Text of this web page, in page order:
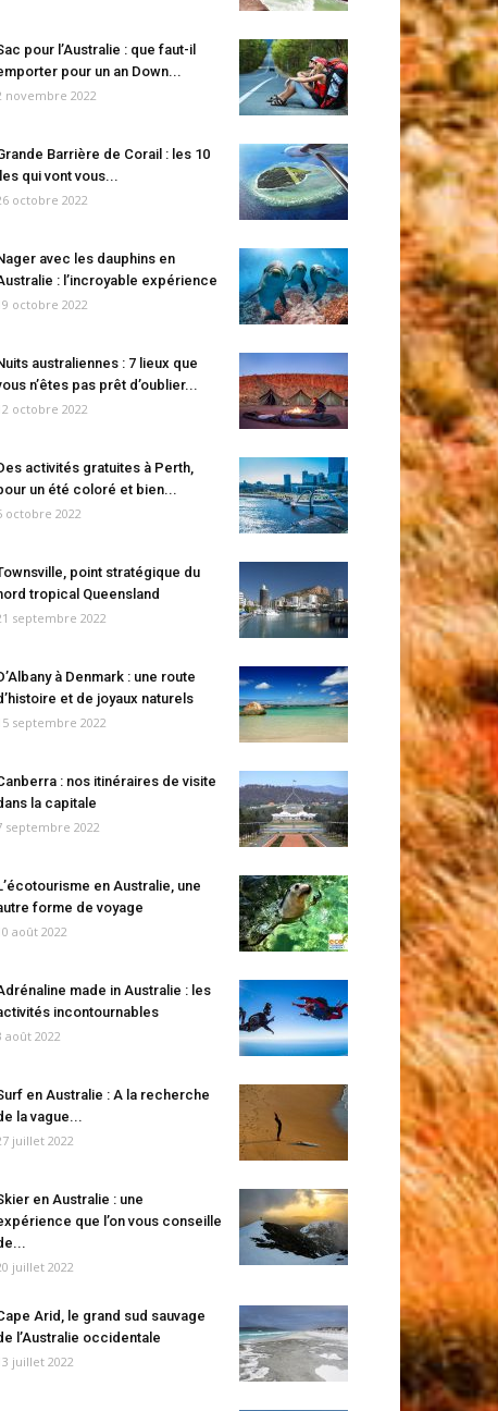
pour l’Australie : que faut-il
pour un an Down...
novembre 2022
Barrière de Corail : les 10
qui vont vous...
octobre 2022
avec les dauphins en
: l’incroyable expérience
octobre 2022
australiennes : 7 lieux que
n’êtes pas prêt d’oublier...
octobre 2022
activités gratuites à Perth,
un été coloré et bien...
octobre 2022
point stratégique du
tropical Queensland
septembre 2022
à Denmark : une route
et de joyaux naturels
septembre 2022
: nos itinéraires de visite
la capitale
septembre 2022
en Australie, une
forme de voyage
août 2022
made in Australie : les
incontournables
août 2022
en Australie : A la recherche
la vague...
juillet 2022
en Australie : une
que l’on vous conseille
juillet 2022
Arid, le grand sud sauvage
l’Australie occidentale
juillet 2022